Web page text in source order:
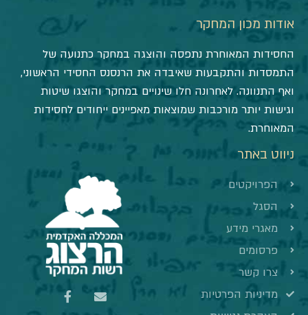
אודות מכון המחקר
החסידות המאוחרת נתפסה והוצגה במחקר כתנועה של
התמסדות והתקבעות שאיבדה את הרנסנס החסידי הראשוני,
ואף התנוונה. לאחרונה חלו שינויים במחקר והוצגו שיטות
וגישות יותר מורכבות שמוצאות מאפיינים ייחודים לחסידות
המאוחרת.
ניווט באתר
הפרויקטים
הסגל
מאגרי מידע
פרסומים
צרו קשר
מדיניות הפרטיות